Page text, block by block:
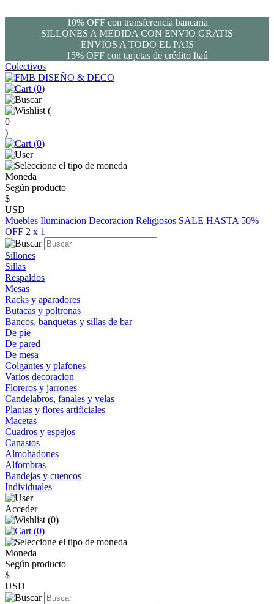
10% OFF con transferencia bancaria
SILLONES A MEDIDA CON ENVIO GRATIS
ENVIOS A TODO EL PAIS
15% OFF con tarjetas de crédito Itaú
Colectivos
(0)
(
0
)
(0)
Moneda
Según producto
$
USD
Muebles Iluminacion Decoracion Religiosos SALE HASTA 50%
OFF 2 x 1
Sillones
Sillas
Respaldos
Mesas
Racks y aparadores
Butacas y poltronas
Bancos, banquetas y sillas de bar
De pie
De pared
De mesa
Colgantes y plafones
Varios decoracion
Floreros y jarrones
Candelabros, fanales y velas
Plantas y flores artificiales
Macetas
Cuadros y espejos
Canastos
Almohadones
Alfombras
Bandejas y cuencos
Individuales
Acceder
(0)
(0)
Moneda
Según producto
$
USD